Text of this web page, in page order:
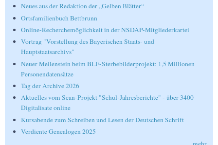
Neues aus der Redaktion der „Gelben Blätter“
Ortsfamilienbuch Bettbrunn
Online-Recherchemöglichkeit in der NSDAP-Mitgliederkartei
Vortrag "Vorstellung des Bayerischen Staats- und
Hauptstaatsarchivs"
Neuer Meilenstein beim BLF-Sterbebilderprojekt: 1,5 Millionen
Personendatensätze
Tag der Archive 2026
Aktuelles vom Scan-Projekt "Schul-Jahresberichte" - über 3400
Digitalisate online
Kursabende zum Schreiben und Lesen der Deutschen Schrift
Verdiente Genealogen 2025